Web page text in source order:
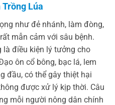
Trồng Lúa
như đẻ nhánh, làm đòng,
mẫn cảm với sâu bệnh.
điều kiện lý tưởng cho
ôn cổ bông, bạc lá, lem
đầu, có thể gây thiệt hại
được xử lý kịp thời. Câu
mỗi người nông dân chính